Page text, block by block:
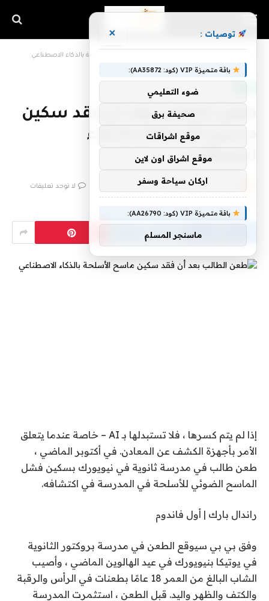
طعن الطالب بعد أن فقد سكين ماسح الأسلحة بالذكاء الاصطناعي
طعن الطالب بعد أن فقد سكين
ماسح الأسلحة بالذكاء
الاصطناعي
فريق اشراق التقنية لا توجد تعليقات
إذا لم يتم كسرها ، فلا تستبدلها بـ AI – خاصة عندما يتعلق
الأمر بأجهزة الكشف عن المعادن. في أكتوبر الماضي ،
طعن طالب في مدرسة ثانوية في نيويورك بسكين فشل
الماسح الضوئي للأسلحة في المدرسة في اكتشافه.
راندال بارك | أول فاندوم
وفق بي بي سيوقع الطعن في مدرسة بروكتور الثانوية
في يوتيكا بنيويورك في عيد الهالوين الماضي ، وأصيب
الشاب البالغ من العمر 18 عامًا بطعنات في الرأس والرقبة
والكتف والظهر واليد. قبل الطعن ، استثمرت المدرسة
توصيات : ×
باقة متميزة VIP (كود: AA35872):
ضوء التعليمي
صحيفة برق
موقع اشراقات
موقع اشراق اون لاين
اركان سياحة وسفر
باقة متميزة VIP (كود: AA26790):
ماسنجر المسلم